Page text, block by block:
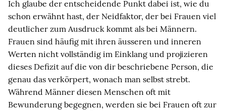
Ich glaube der entscheidende Punkt dabei ist, wie du
schon erwähnt hast, der Neidfaktor, der bei Frauen viel
deutlicher zum Ausdruck kommt als bei Männern.
Frauen sind häufig mit ihren äusseren und inneren
Werten nicht vollständig im Einklang und projizieren
dieses Defizit auf die von dir beschriebene Person, die
genau das verkörpert, wonach man selbst strebt.
Während Männer diesen Menschen oft mit
Bewunderung begegnen, werden sie bei Frauen oft zur